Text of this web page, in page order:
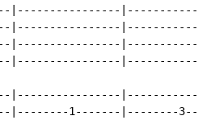
|----------------
|----------------
|----------------
|----------------
|----------------
|--------1-------|--------